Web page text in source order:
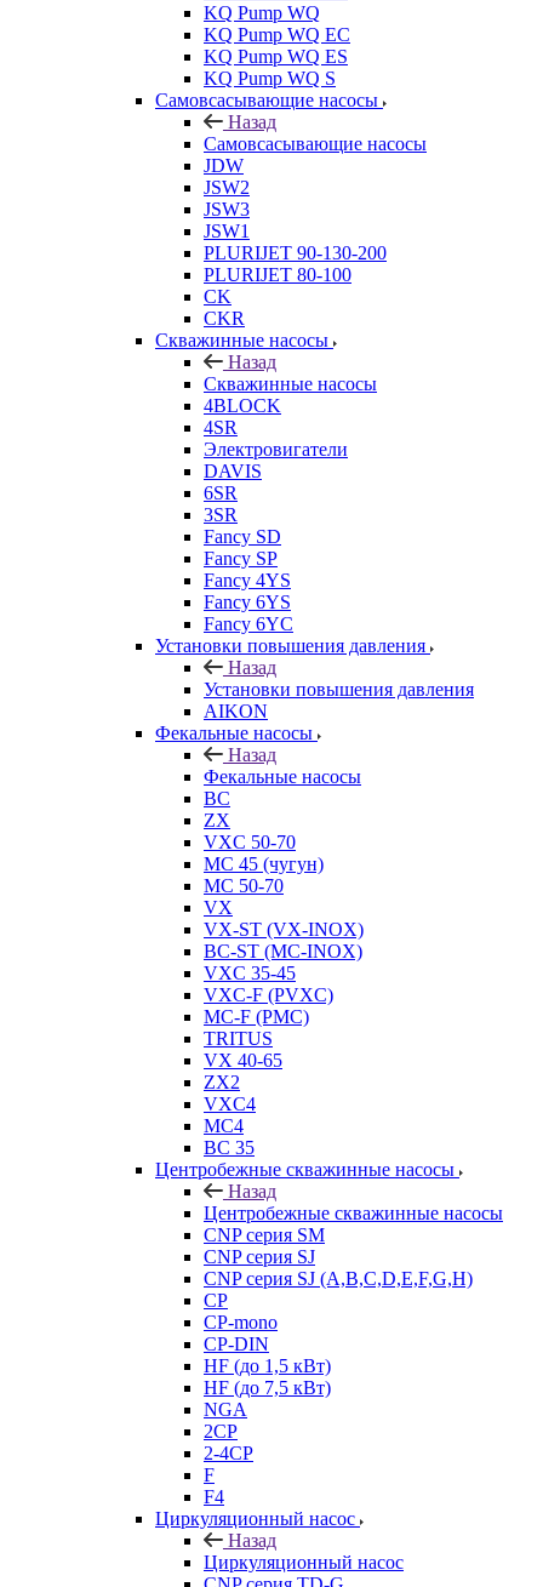
KQ Pump WQ
KQ Pump WQ EC
KQ Pump WQ ES
KQ Pump WQ S
Самовсасывающие насосы
Назад
Самовсасывающие насосы
JDW
JSW2
JSW3
JSW1
PLURIJET 90-130-200
PLURIJET 80-100
CK
CKR
Скважинные насосы
Назад
Скважинные насосы
4BLOCK
4SR
Электровигатели
DAVIS
6SR
3SR
Fancy SD
Fancy SP
Fancy 4YS
Fancy 6YS
Fancy 6YC
Установки повышения давления
Назад
Установки повышения давления
AIKON
Фекальные насосы
Назад
Фекальные насосы
BC
ZX
VXC 50-70
MC 45 (чугун)
MC 50-70
VX
VX-ST (VX-INOX)
BC-ST (MC-INOX)
VXC 35-45
VXC-F (PVXC)
MC-F (PMC)
TRITUS
VX 40-65
ZX2
VXC4
MC4
BC 35
Центробежные скважинные насосы
Назад
Центробежные скважинные насосы
CNP серия SM
CNP серия SJ
CNP серия SJ (A,B,C,D,E,F,G,H)
CP
CP-mono
CP-DIN
HF (до 1,5 кВт)
HF (до 7,5 кВт)
NGA
2CP
2-4CP
F
F4
Циркуляционный насос
Назад
Циркуляционный насос